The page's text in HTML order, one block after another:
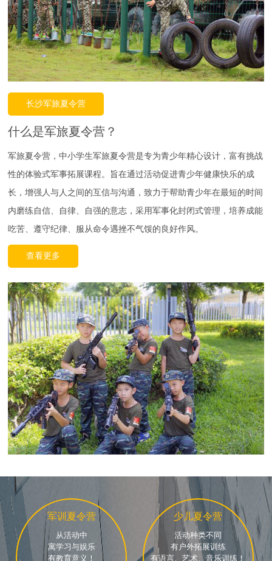
长沙军旅夏令营
什么是军旅夏令营？
军旅夏令营，中小学生军旅夏令营是专为青少年精心设计，富有挑战
性的体验式军事拓展课程。旨在通过活动促进青少年健康快乐的成
长，增强人与人之间的互信与沟通，致力于帮助青少年在最短的时间
内磨练自信、自律、自强的意志，采用军事化封闭式管理，培养成能
吃苦、遵守纪律、服从命令遇挫不气馁的良好作风。
查看更多
军训夏令营
从活动中
寓学习与娱乐
有教育意义！
少儿夏令营
活动种类不同
有户外拓展训练
有语言、艺术、音乐训练！